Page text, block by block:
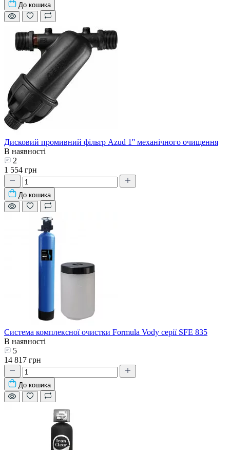
До кошика
Дисковий промивний фільтр Azud 1'' механічного очищення
В наявності
2
1 554 грн
До кошика
Система комплексної очистки Formula Vody серії SFE 835
В наявності
5
14 817 грн
До кошика